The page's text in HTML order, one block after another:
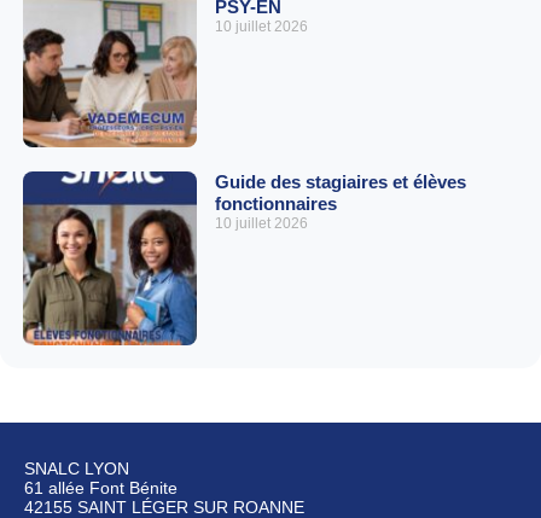
PSY-EN
10 juillet 2026
Guide des stagiaires et élèves
fonctionnaires
10 juillet 2026
SNALC LYON
61 allée Font Bénite
42155 SAINT LÉGER SUR ROANNE